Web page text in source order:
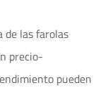
las farolas
precio-
pueden